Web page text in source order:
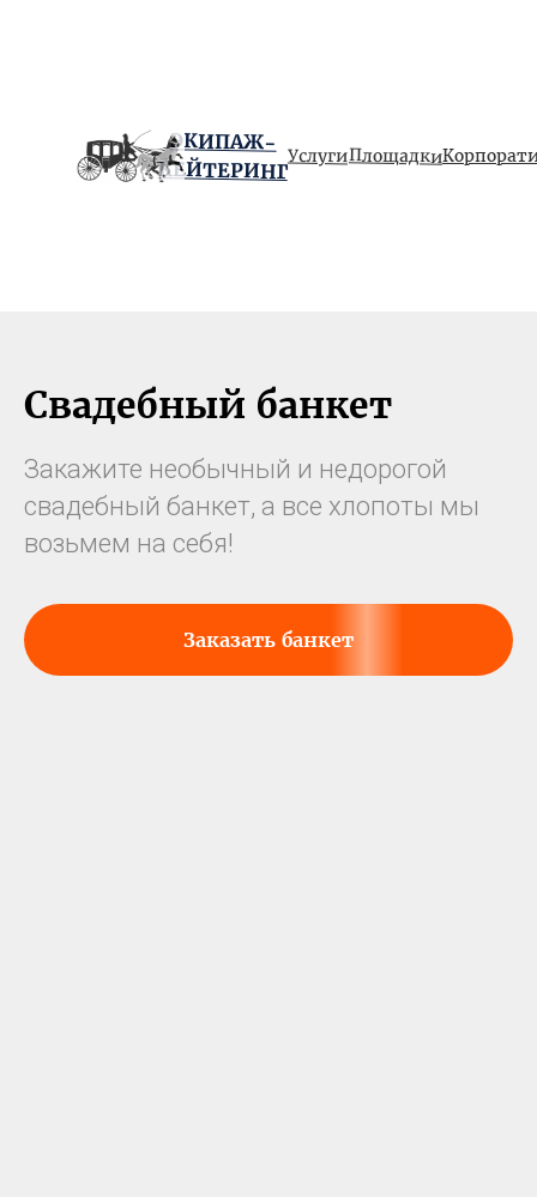
ЭКИПАЖ-
КЕЙТЕРИНГ
УслугиПлощадки
Свадебный банкет
Закажите необычный и недорогой
свадебный банкет, а все хлопоты мы
возьмем на себя!
Заказать банкет